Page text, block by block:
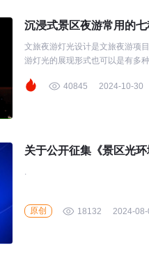
沉浸式景区夜游常用的
文旅夜游灯光设计是文旅夜游项
游灯光的展现形式也可以是有多
40845
2024-10-30
关于公开征集《景区光
.
原创 18132 2024-